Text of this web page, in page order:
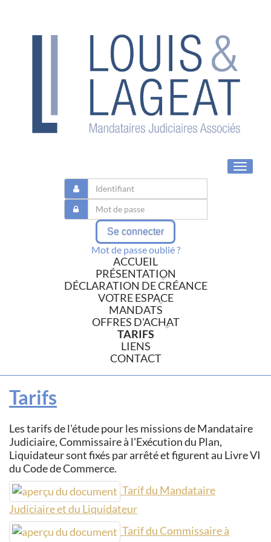
Toggle
Se connecter
Mot de passe oublié ?
ACCUEIL
PRÉSENTATION
DÉCLARATION DE CRÉANCE
VOTRE ESPACE
MANDATS
OFFRES D'ACHAT
TARIFS
LIENS
CONTACT
Tarifs
Les tarifs de l'étude pour les missions de Mandataire
Judiciaire, Commissaire à l'Exécution du Plan,
Liquidateur sont fixés par arrêté et figurent au Livre VI
du Code de Commerce.
Tarif du Mandataire
Judiciaire et du Liquidateur
Tarif du Commissaire à